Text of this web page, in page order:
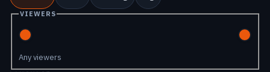
VIEWERS
Any viewers